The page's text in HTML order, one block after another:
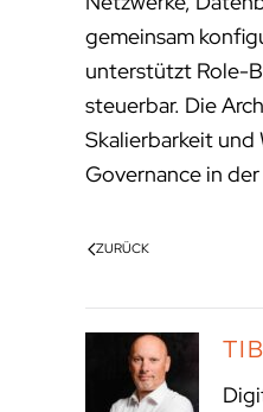
gemeinsam
unterstützt Role-
steuerbar. Die
Skalierbarkeit und
Governance in
ZURÜCK